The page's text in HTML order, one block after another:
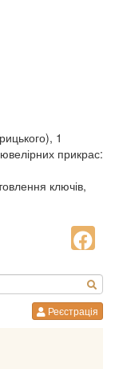
1
прикрас:
ключів,
Реєстрація